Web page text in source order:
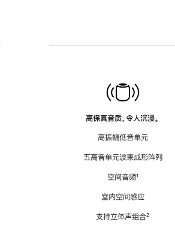
高保真音质，令人沉浸。
高振幅低音单元
五高音单元波束成形阵列
空间音频脚
¹
室内空间感应
支持立体声组合脚
²